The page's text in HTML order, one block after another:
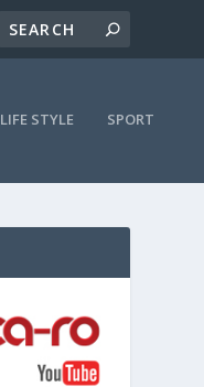
LIFE STYLE SPORT